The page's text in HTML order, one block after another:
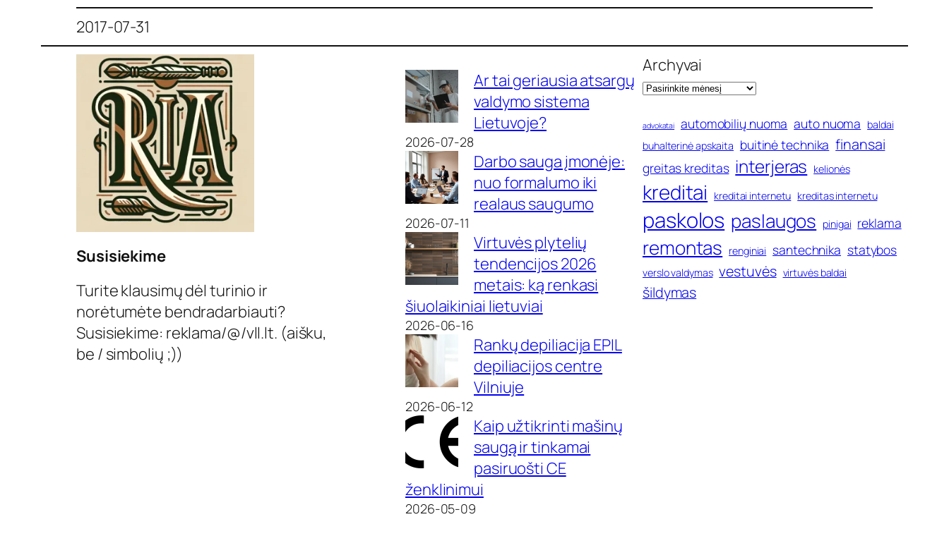
2017-07-31
Susisiekime
Turite klausimų dėl turinio ir
norėtumėte bendradarbiauti?
Susisiekime: reklama/@/vll.lt. (aišku,
be / simbolių ;))
Ar tai geriausia atsargų
valdymo sistema
Lietuvoje?
2026-07-28
Darbo sauga įmonėje:
nuo formalumo iki
realaus saugumo
2026-07-11
Virtuvės plytelių
tendencijos 2026
metais: ką renkasi
šiuolaikiniai lietuviai
2026-06-16
Rankų depiliacija EPIL
depiliacijos centre
Vilniuje
2026-06-12
Kaip užtikrinti mašinų
saugą ir tinkamai
pasiruošti CE
ženklinimui
2026-05-09
Archyvai
advokatai automobilių nuoma auto nuoma baldai
buhalterinė apskaita buitinė technika finansai
greitas kreditas interjeras kelionės
kreditai kreditai internetu kreditas internetu
paskolos paslaugos pinigai reklama
remontas renginiai santechnika statybos
verslo valdymas vestuvės virtuvės baldai
šildymas